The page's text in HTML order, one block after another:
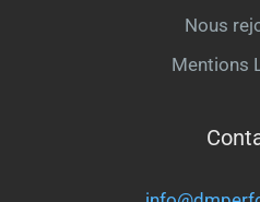
Nous
Mentions